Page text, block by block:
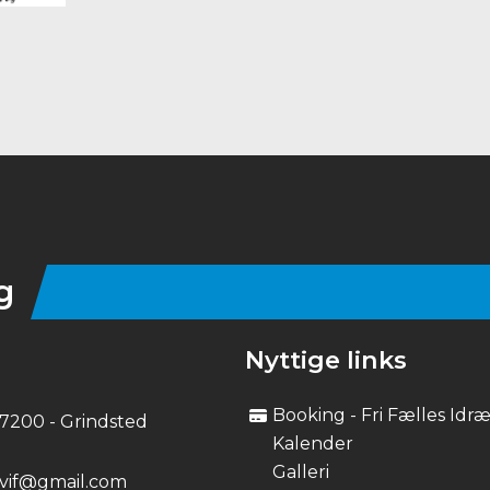
- Grindsted
Nyttige links
Booking - Fri Fælles
Kalender
Galleri